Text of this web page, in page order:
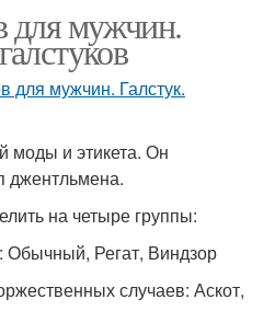
для мужчин.
моды и этикета. Он
джентльмена.
на четыре группы:
Обычный, Регат, Виндзор
случаев: Аскот,